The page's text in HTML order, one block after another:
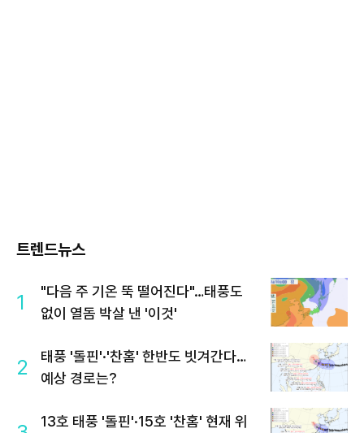
트렌드뉴스
1
"다음 주 기온 뚝 떨어진다"…태풍도
없이 열돔 박살 낸 '이것'
2
태풍 '돌핀'·'찬홈' 한반도 빗겨간다…
예상 경로는?
13호 태풍 '돌핀'·15호 '찬홈' 현재 위